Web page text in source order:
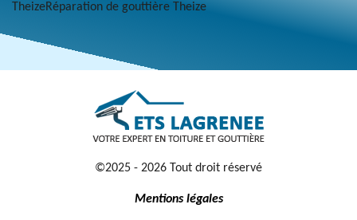
TheizeRéparation de gouttière Theize
©2025 - 2026 Tout droit réservé
Mentions légales